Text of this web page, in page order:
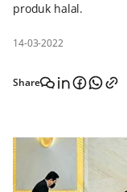
produk halal.
14-03-2022
Share